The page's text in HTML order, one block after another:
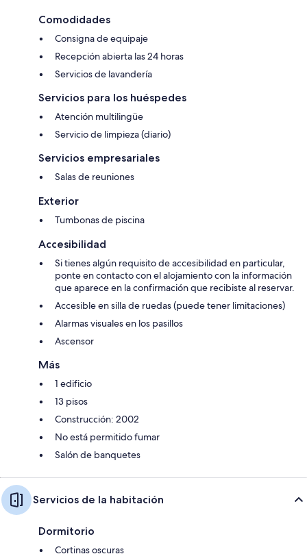
Comodidades
Consigna de equipaje
Recepción abierta las 24 horas
Servicios de lavandería
Servicios para los huéspedes
Atención multilingüe
Servicio de limpieza (diario)
Servicios empresariales
Salas de reuniones
Exterior
Tumbonas de piscina
Accesibilidad
Si tienes algún requisito de accesibilidad en particular,
ponte en contacto con el alojamiento con la información
que aparece en la confirmación que recibiste al reservar.
Accesible en silla de ruedas (puede tener limitaciones)
Alarmas visuales en los pasillos
Ascensor
Más
1 edificio
13 pisos
Construcción: 2002
No está permitido fumar
Salón de banquetes
Servicios de la habitación
Dormitorio
Cortinas oscuras